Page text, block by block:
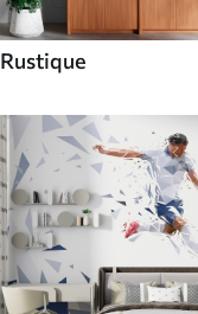
Rustique